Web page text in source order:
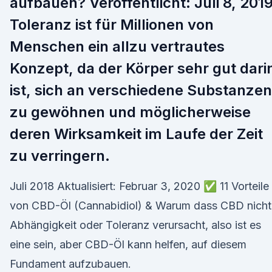
Toleranz ist für Millionen von
Menschen ein allzu vertrautes
Konzept, da der Körper sehr gut
ist, sich an verschiedene Substanzen
zu gewöhnen und möglicherweise
deren Wirksamkeit im Laufe der Zeit
zu verringern.
Juli 2018 Aktualisiert: Februar 3, 2020 ✅ 11 Vorteile
von CBD-Öl (Cannabidiol) & Warum dass CBD nicht
Abhängigkeit oder Toleranz verursacht, also ist es
eine sein, aber CBD-Öl kann helfen, auf diesem
Fundament aufzubauen.